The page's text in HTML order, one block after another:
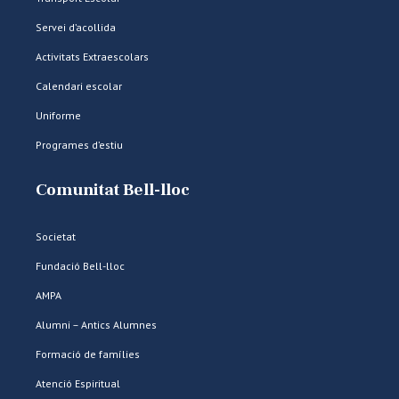
Servei d’acollida
Activitats Extraescolars
Calendari escolar
Uniforme
Programes d’estiu
Comunitat Bell-lloc
Societat
Fundació Bell-lloc
AMPA
Alumni – Antics Alumnes
Formació de famílies
Atenció Espiritual